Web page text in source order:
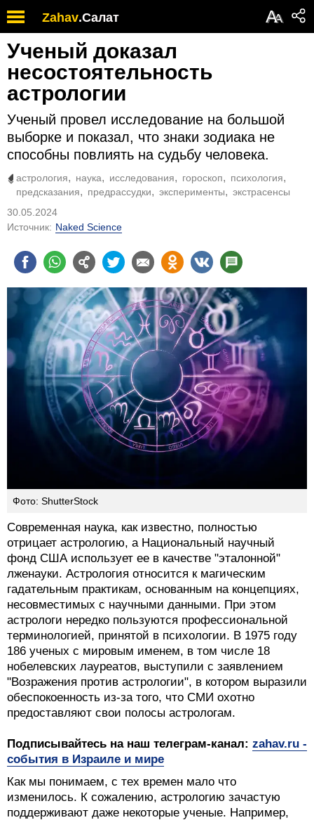
Zahav.Салат АА
Ученый доказал
несостоятельность
астрологии
Ученый провел исследование на большой
выборке и показал, что знаки зодиака не
способны повлиять на судьбу человека.
астрология наука исследования гороскоп
психология
предсказания
предрассудки эксперименты
экстрасенсы
30.05.2024
Источник: Naked Science
Фото: ShutterStock
Современная наука, как известно, полностью
отрицает астрологию, а Национальный научный
фонд США использует ее в качестве "эталонной"
лженауки. Астрология относится к магическим
гадательным практикам, основанным на концепциях,
несовместимых с научными данными. При этом
астрологи нередко пользуются профессиональной
терминологией, принятой в психологии. В 1975 году
186 ученых с мировым именем, в том числе 18
нобелевских лауреатов, выступили с заявлением
"Возражения против астрологии", в котором выразили
обеспокоенность из-за того, что СМИ охотно
предоставляют свои полосы астрологам.
Подписывайтесь на наш телеграм-канал: zahav.ru -
события в Израиле и мире
Как мы понимаем, с тех времен мало что
изменилось. К сожалению, астрологию зачастую
поддерживают даже некоторые ученые. Например,